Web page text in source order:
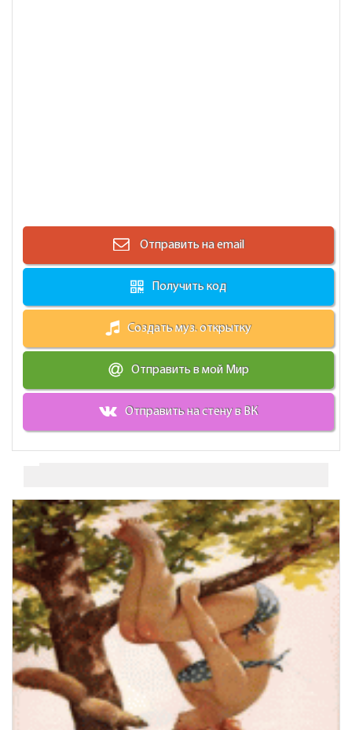
Отправить на email
Получить код
Создать муз. открытку
Отправить в мой Мир
Отправить на стену в ВК